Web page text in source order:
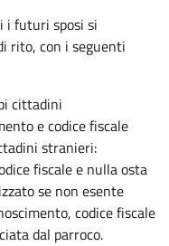
i futuri sposi si
rito, con i seguenti
cittadini
e codice fiscale
stranieri:
fiscale e nulla osta
se non esente
codice fiscale
dal parroco.